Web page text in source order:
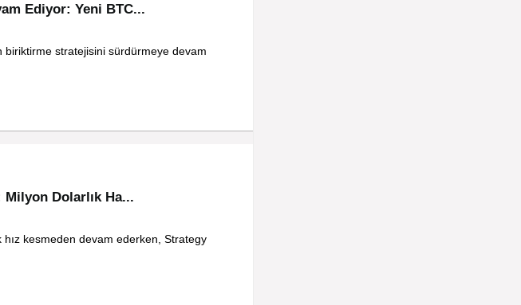
Ediyor: Yeni BTC...
biriktirme stratejisini sürdürmeye devam
Milyon Dolarlık Ha...
kesmeden devam ederken, Strategy